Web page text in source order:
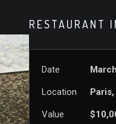
RESTAURANT
Date
Location
Value